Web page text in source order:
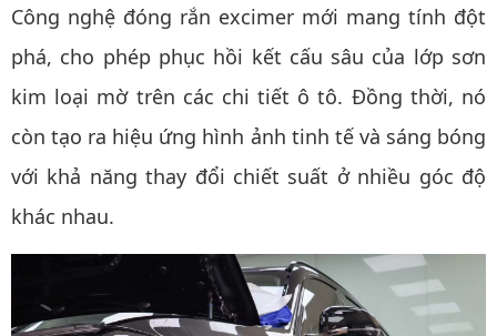
Công nghệ đóng rắn excimer mới mang tính đột
phá, cho phép phục hồi kết cấu sâu của lớp sơn
kim loại mờ trên các chi tiết ô tô. Đồng thời, nó
còn tạo ra hiệu ứng hình ảnh tinh tế và sáng bóng
với khả năng thay đổi chiết suất ở nhiều góc độ
khác nhau.